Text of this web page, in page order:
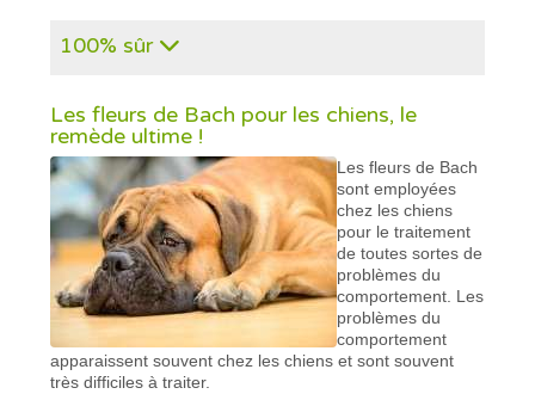
100% sûr
Les fleurs de Bach pour les chiens, le
remède ultime !
Les fleurs de Bach
sont employées
chez les chiens
pour le traitement
de toutes sortes de
problèmes du
comportement. Les
problèmes du
comportement
apparaissent souvent chez les chiens et sont souvent
très difficiles à traiter.